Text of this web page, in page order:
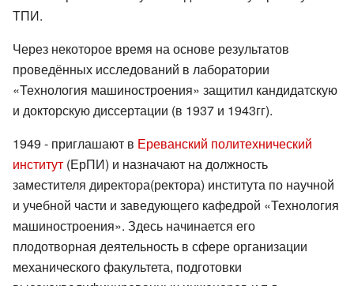
ТПИ.
Через некоторое время на основе результатов
проведённых исследований в лаборатории
«Технология машиностроения» защитил кандидатскую
и докторскую диссертации (в 1937 и 1943гг).
1949 - приглашают в Ереванский политехнический
институт (ЕрПИ) и назначают на должность
заместителя директора(ректора) института по научной
и учебной части и заведующего кафедрой «Технология
машиностроения». Здесь начинается его
плодотворная деятельность в сфере организации
механического факультета, подготовки